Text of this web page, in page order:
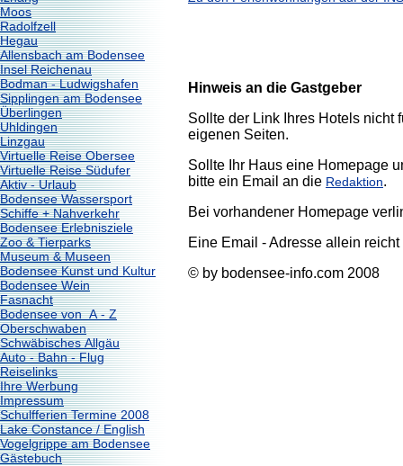
Moos
Radolfzell
Hegau
Allensbach am Bodensee
Insel Reichenau
Bodman - Ludwigshafen
Sipplingen am Bodensee
Überlingen
Uhldingen
Linzgau
Virtuelle Reise Obersee
Virtuelle Reise Südufer
Aktiv - Urlaub
Bodensee Wassersport
Schiffe + Nahverkehr
Bodensee Erlebnisziele
Zoo & Tierparks
Museum & Museen
Bodensee Kunst und Kultur
Bodensee Wein
Fasnacht
Bodensee von A - Z
Oberschwaben
Schwäbisches Allgäu
Auto - Bahn - Flug
Reiselinks
Ihre Werbung
Impressum
Schulfferien Termine 2008
Lake Constance / English
Vogelgrippe am Bodensee
Gästebuch
Hinweis an die Gastgeber
Sollte der Link Ihres Hotels nicht
eigenen Seiten.
Sollte Ihr Haus eine Homepage
bitte ein Email an die Redaktion.
Bei vorhandener Homepage
Eine Email - Adresse allein reicht
© by bodensee-info.com 2008